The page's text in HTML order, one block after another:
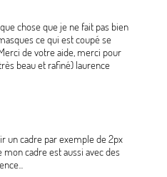
chose que je ne fait pas bien
ce qui est coupé se
de votre aide, merci pour
beau et rafiné) laurence
un cadre par exemple de 2px
mon cadre est aussi avec des